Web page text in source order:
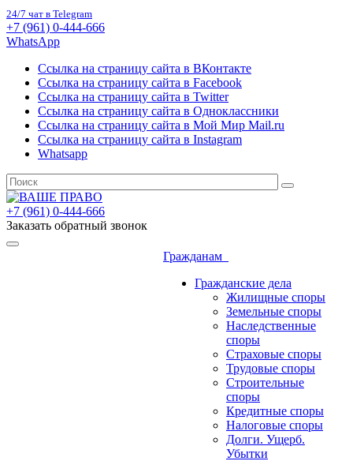
24/7 чат в Telegram
+7 (961) 0-444-666
WhatsApp
Ссылка на страницу сайта в ВКонтакте
Ссылка на страницу сайта в Facebook
Ссылка на страницу сайта в Twitter
Ссылка на страницу сайта в Одноклассники
Ссылка на страницу сайта в Мой Мир Mail.ru
Ссылка на страницу сайта в Instagram
Whatsapp
+7 (961) 0-444-666
Заказать обратный звонок
Гражданам
Гражданские дела
Жилищные споры
Земельные споры
Наследственные
споры
Страховые споры
Трудовые споры
Строительные
споры
Кредитные споры
Налоговые споры
Долги. Ущерб.
Убытки